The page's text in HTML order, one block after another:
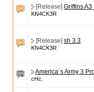
[Release] Griffins
KN4CK3R
[Release] sh 3.3
KN4CK3R
America´s Army 3
cHc.